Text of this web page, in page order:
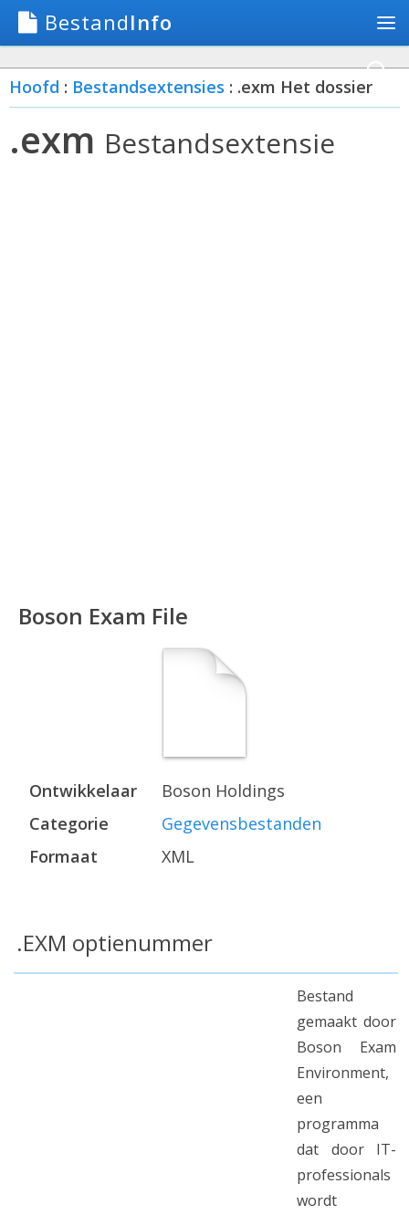
BestandInfo
Hoofd : Bestandsextensies : .exm Het dossier
.exm Bestandsextensie
Boson Exam File
Ontwikkelaar
Boson Holdings
Categorie
Gegevensbestanden
Formaat
XML
.EXM optienummer
Bestand
gemaakt door
Boson Exam
Environment,
een
programma
dat door IT-
professionals
wordt